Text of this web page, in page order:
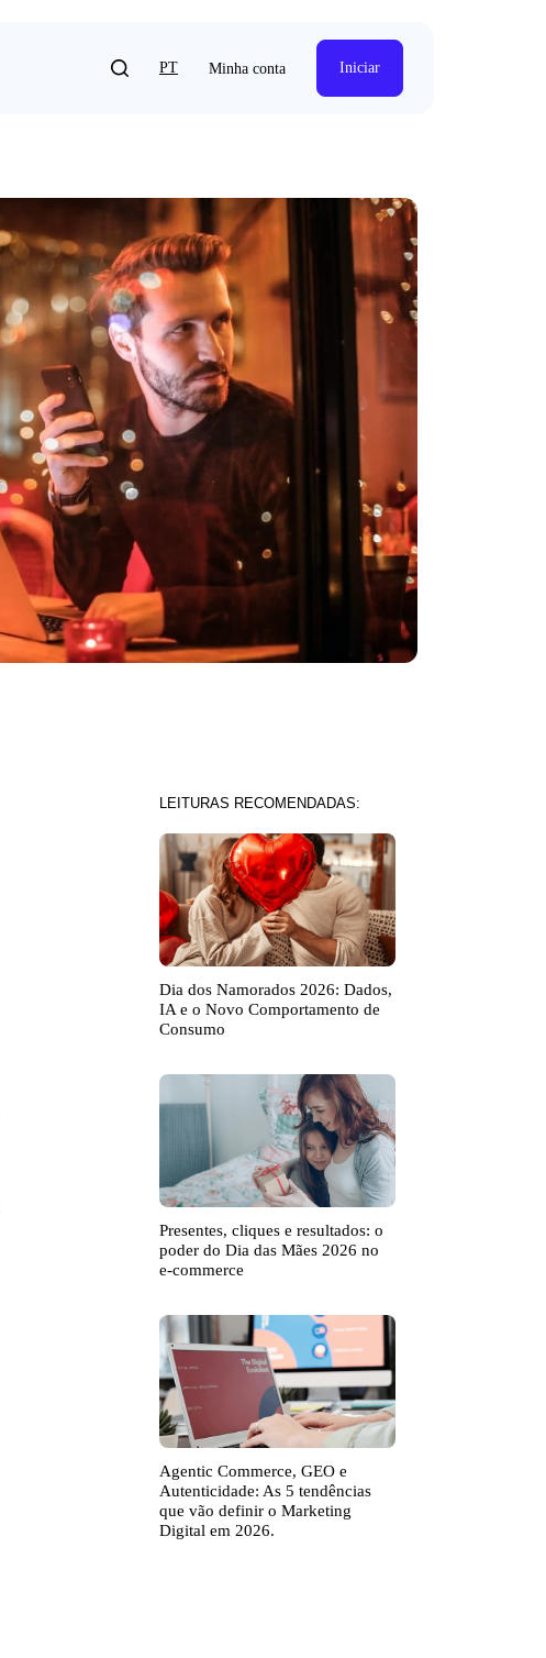
PT Minha conta Iniciar
LEITURAS RECOMENDADAS:
Dia dos Namorados 2026: Dados,
IA e o Novo Comportamento de
Consumo
Presentes, cliques e resultados: o
poder do Dia das Mães 2026 no
e-commerce
Agentic Commerce, GEO e
Autenticidade: As 5 tendências
que vão definir o Marketing
Digital em 2026.